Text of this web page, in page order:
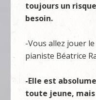
toujours un
besoin.
-Vous allez jouer
pianiste Béatrice
-Elle est
toute jeune,